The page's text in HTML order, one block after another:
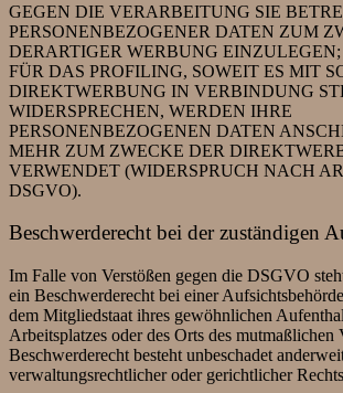
GEGEN DIE VERARBEITUNG SIE
PERSONENBEZOGENER DATEN ZUM
DERARTIGER WERBUNG
FÜR DAS PROFILING, SOWEIT ES MIT
DIREKTWERBUNG IN VERBINDUNG
WIDERSPRECHEN, WERDEN IHRE
PERSONENBEZOGENEN DATEN
MEHR ZUM ZWECKE DER
VERWENDET (WIDERSPRUCH NACH
DSGVO).
Beschwerde­recht bei der zuständigen
Im Falle von Verstößen gegen die DSGVO
ein Beschwerderecht bei einer
dem Mitgliedstaat ihres gewöhnlichen
Arbeitsplatzes oder des Orts des mutmaßlichen
Beschwerderecht besteht unbeschadet
verwaltungsrechtlicher oder gerichtlicher